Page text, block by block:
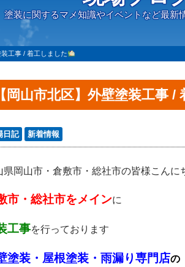
塗装に関するマメ知識やイベントなど最新
工事 / 着工しました
岡山市北区】外壁塗装工事 /
日記 新着情報
県岡山市・倉敷市・総社市の皆様こんに
市・総社市をメインに
工事を行っております
塗装・屋根塗装・雨漏り専門店の